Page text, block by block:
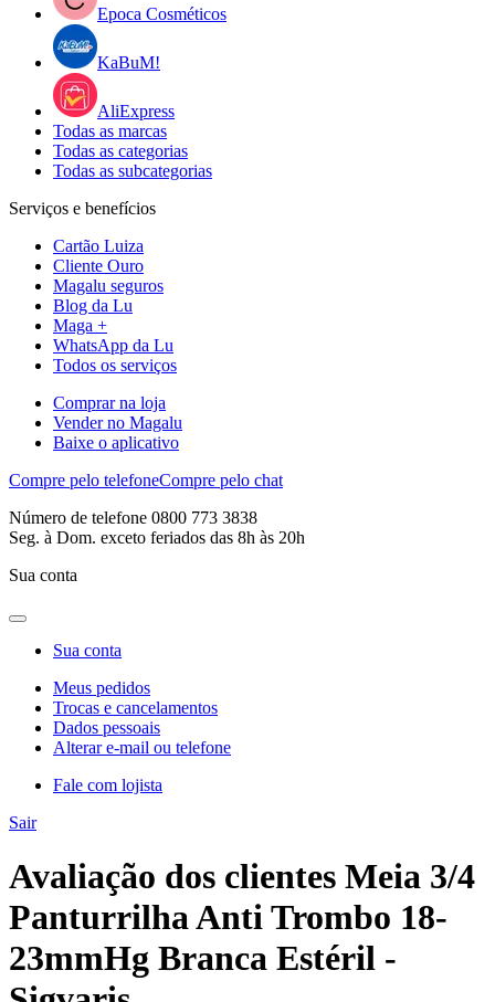
Epoca Cosméticos
KaBuM!
AliExpress
Todas as marcas
Todas as categorias
Todas as subcategorias
Serviços e benefícios
Cartão Luiza
Cliente Ouro
Magalu seguros
Blog da Lu
Maga +
WhatsApp da Lu
Todos os serviços
Comprar na loja
Vender no Magalu
Baixe o aplicativo
Compre pelo telefoneCompre pelo chat
Número de telefone 0800 773 3838
Seg. à Dom. exceto feriados das 8h às 20h
Sua conta
Sua conta
Meus pedidos
Trocas e cancelamentos
Dados pessoais
Alterar e-mail ou telefone
Fale com lojista
Sair
Avaliação dos clientes Meia 3/4
Panturrilha Anti Trombo 18-
23mmHg Branca Estéril -